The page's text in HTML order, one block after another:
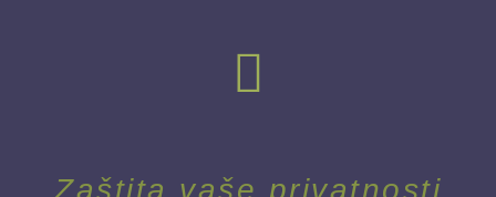
Zaštita vaše privatnosti